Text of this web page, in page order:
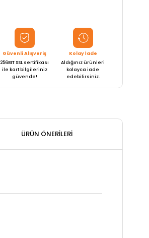
Güvenli Alışveriş
256BIT SSL sertifikası
ile kart bilgileriniz
güvende!
Kolay İade
Aldığınız ürünleri
kolayca iade
edebilirsiniz.
ÜRÜN ÖNERILERI